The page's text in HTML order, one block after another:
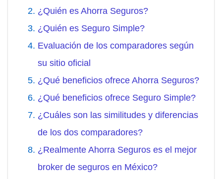
¿Quién es Ahorra Seguros?
¿Quién es Seguro Simple?
Evaluación de los comparadores según
su sitio oficial
¿Qué beneficios ofrece Ahorra Seguros?
¿Qué beneficios ofrece Seguro Simple?
¿Cuáles son las similitudes y diferencias
de los dos comparadores?
¿Realmente Ahorra Seguros es el mejor
broker de seguros en México?